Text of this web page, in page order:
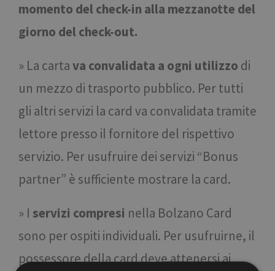
momento del check-in alla mezzanotte del
giorno del check-out.
» La cartava convalidata a ogni utilizzo di
un mezzo di trasporto pubblico. Per tutti
gli altri servizi la card va convalidata tramite
lettore presso il fornitore del rispettivo
servizio. Per usufruire dei servizi “Bonus
partner” è sufficiente mostrare la card.
» I servizi compresi nella Bolzano Card
sono per ospiti individuali. Per usufruirne, il
possessore della card deve attenersi ai